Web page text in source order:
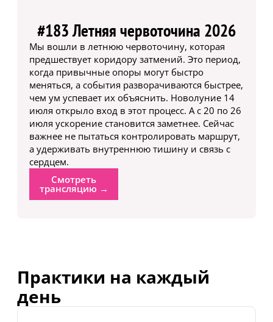
#183 Летняя червоточина 2026
Мы вошли в летнюю червоточину, которая
предшествует коридору затмений. Это период,
когда привычные опоры могут быстро
меняться, а события разворачиваются быстрее,
чем ум успевает их объяснить. Новолуние 14
июля открыло вход в этот процесс. А с 20 по 26
июля ускорение становится заметнее. Сейчас
важнее не пытаться контролировать маршрут,
а удерживать внутреннюю тишину и связь с
сердцем.
Смотреть
трансляцию →
Практики на каждый
день